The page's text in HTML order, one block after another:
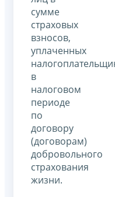
сумме
страховых
взносов,
уплаченных
в
налоговом
периоде
по
договору
(договорам)
добровольного
страхования
жизни.